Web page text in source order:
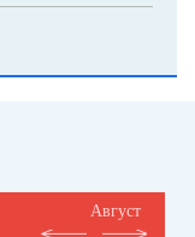
Август